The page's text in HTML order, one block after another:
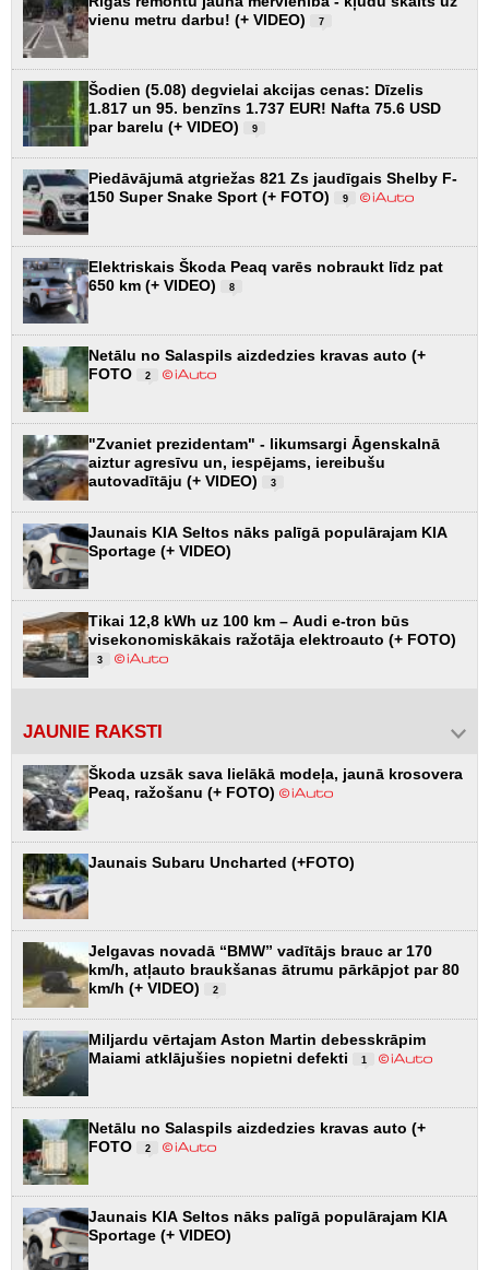
vienu metru darbu! (+ VIDEO)
7
Šodien (5.08) degvielai akcijas cenas: Dīzelis
1.817 un 95. benzīns 1.737 EUR! Nafta 75.6 USD
par barelu (+ VIDEO)
9
Piedāvājumā atgriežas 821 Zs jaudīgais Shelby F-
150 Super Snake Sport (+ FOTO)
9
Elektriskais Škoda Peaq varēs nobraukt līdz pat
650 km (+ VIDEO)
8
Netālu no Salaspils aizdedzies kravas auto (+
FOTO
2
"Zvaniet prezidentam" - likumsargi Āgenskalnā
aiztur agresīvu un, iespējams, iereibušu
autovadītāju (+ VIDEO)
3
Jaunais KIA Seltos nāks palīgā populārajam KIA
Sportage (+ VIDEO)
Tikai 12,8 kWh uz 100 km – Audi e-tron būs
visekonomiskākais ražotāja elektroauto (+ FOTO)
3
JAUNIE RAKSTI
Škoda uzsāk sava lielākā modeļa, jaunā krosovera
Peaq, ražošanu (+ FOTO)
Jaunais Subaru Uncharted (+FOTO)
Jelgavas novadā “BMW” vadītājs brauc ar 170
km/h, atļauto braukšanas ātrumu pārkāpjot par 80
km/h (+ VIDEO)
2
Miljardu vērtajam Aston Martin debesskrāpim
Maiami atklājušies nopietni defekti
1
Netālu no Salaspils aizdedzies kravas auto (+
FOTO
2
Jaunais KIA Seltos nāks palīgā populārajam KIA
Sportage (+ VIDEO)